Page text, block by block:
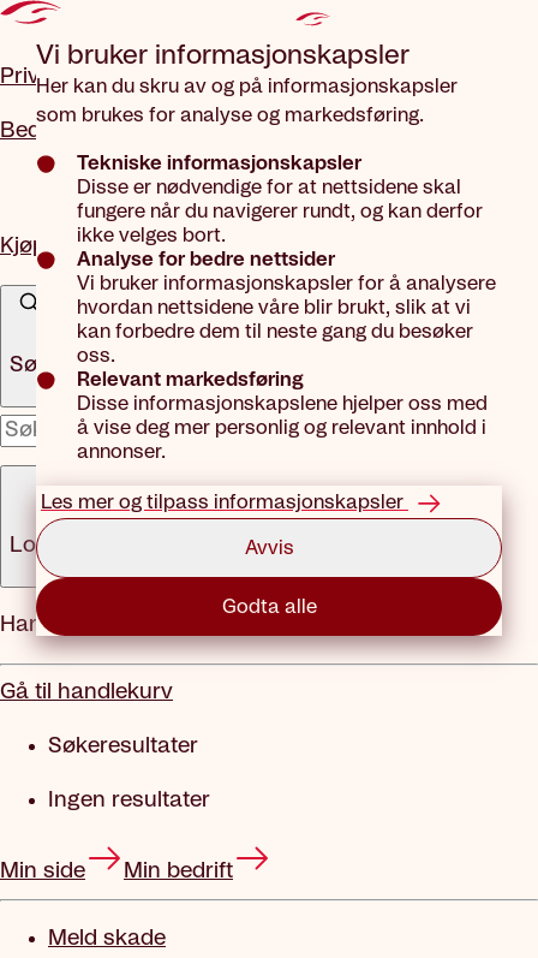
Vi bruker informasjons­kapsler
Her kan du skru av og på informasjonskapsler
som brukes for analyse og markedsføring.
Tekniske informasjonskapsler
Disse er nødvendige for at nettsidene skal
fungere når du navigerer rundt, og kan derfor
ikke velges bort.
Analyse for bedre nettsider
Vi bruker informasjonskapsler for å analysere
hvordan nettsidene våre blir brukt, slik at vi
kan forbedre dem til neste gang du besøker
oss.
Relevant markedsføring
Disse informasjonskapslene hjelper oss med
å vise deg mer personlig og relevant innhold i
annonser.
Les mer og tilpass informasjonskapsler
Avvis
Godta alle
Privat
Bedrift
Kjøp forsikring
Søk
x
Logg inn
Meny
Handlekurv
Gå til handlekurv
Søkeresultater
Ingen resultater
Min side Min bedrift
Meld skade